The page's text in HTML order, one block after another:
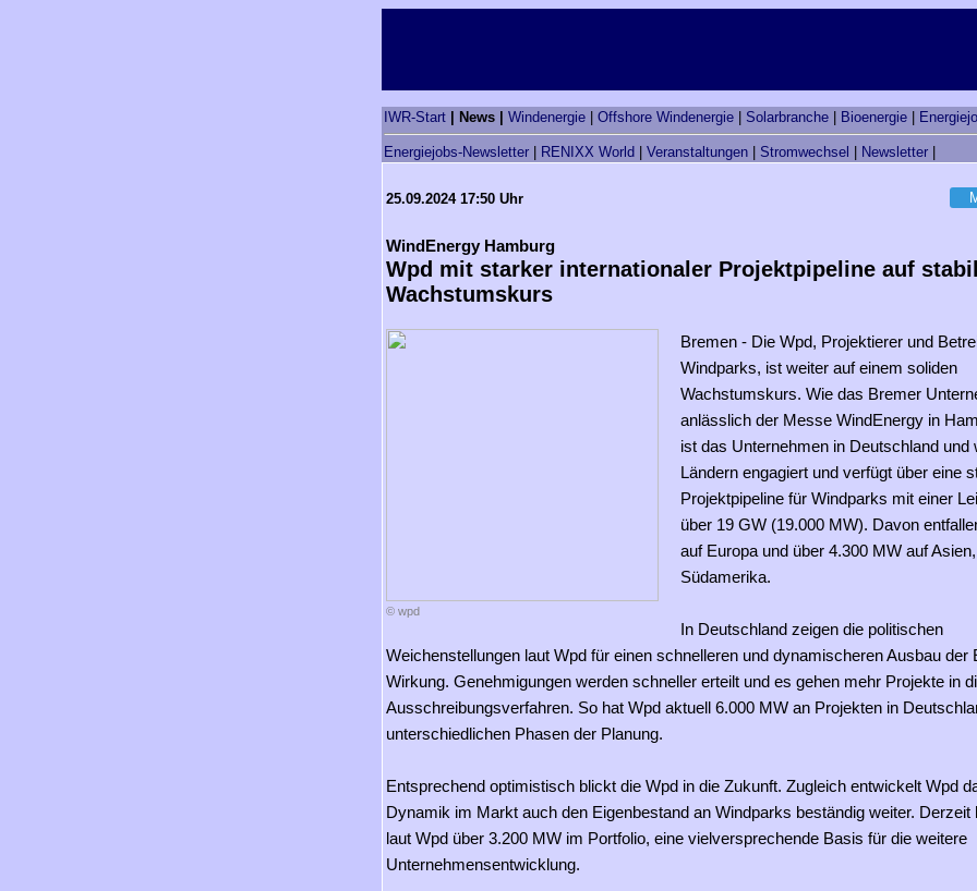
IWR-Start | News | Windenergie Offshore Windenergie Solarbranche Bioenergie
Energiejobs-Newsletter RENIXX World Veranstaltungen Stromwechsel Newsletter
25.09.2024 17:50 Uhr
WindEnergy Hamburg
Wpd mit starker internationaler Projektpipeline auf
Wachstumskurs
© wpd
Bremen - Die Wpd, Projektierer und
Windparks, ist weiter auf einem soliden
Wachstumskurs. Wie das Bremer
anlässlich der Messe WindEnergy in
ist das Unternehmen in Deutschland und
Ländern engagiert und verfügt über eine
Projektpipeline für Windparks mit einer
über 19 GW (19.000 MW). Davon
auf Europa und über 4.300 MW auf
Südamerika.
In Deutschland zeigen die politischen
Weichenstellungen laut Wpd für einen schnelleren und dynamischeren Ausbau der
Wirkung. Genehmigungen werden schneller erteilt und es gehen mehr Projekte in
Ausschreibungsverfahren. So hat Wpd aktuell 6.000 MW an Projekten in
unterschiedlichen Phasen der Planung.
Entsprechend optimistisch blickt die Wpd in die Zukunft. Zugleich entwickelt Wpd
Dynamik im Markt auch den Eigenbestand an Windparks beständig weiter. Derzeit
laut Wpd über 3.200 MW im Portfolio, eine vielversprechende Basis für die weitere
Unternehmensentwicklung.